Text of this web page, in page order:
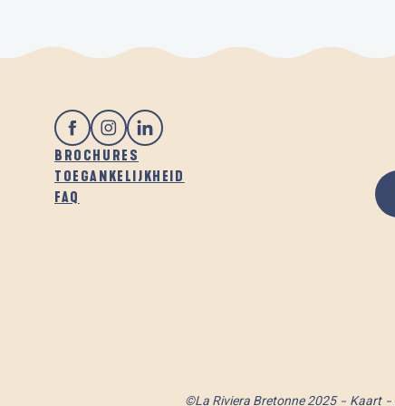
BROCHURES
TOEGANKELIJKHEID
FAQ
©La Riviera Bretonne 2025 Kaart